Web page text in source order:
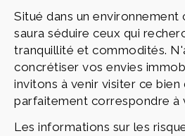
Situé dans un environnement
saura séduire ceux qui
tranquillité et commodités.
concrétiser vos envies
invitons à venir visiter ce bien
parfaitement correspondre à
Les informations sur les